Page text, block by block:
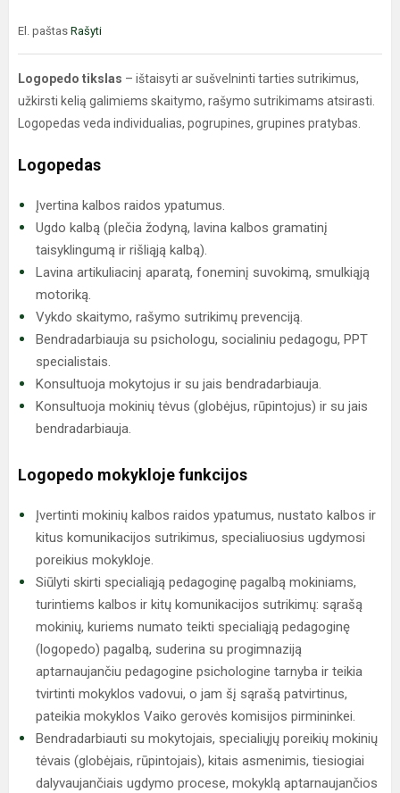
El. paštas Rašyti
Logopedo tikslas – ištaisyti ar sušvelninti tarties sutrikimus,
užkirsti kelią galimiems skaitymo, rašymo sutrikimams atsirasti.
Logopedas veda individualias, pogrupines, grupines pratybas.
Logopedas
Įvertina kalbos raidos ypatumus.
Ugdo kalbą (plečia žodyną, lavina kalbos gramatinį
taisyklingumą ir rišliąją kalbą).
Lavina artikuliacinį aparatą, foneminį suvokimą, smulkiąją
motoriką.
Vykdo skaitymo, rašymo sutrikimų prevenciją.
Bendradarbiauja su psichologu, socialiniu pedagogu, PPT
specialistais.
Konsultuoja mokytojus ir su jais bendradarbiauja.
Konsultuoja mokinių tėvus (globėjus, rūpintojus) ir su jais
bendradarbiauja.
Logopedo mokykloje funkcijos
Įvertinti mokinių kalbos raidos ypatumus, nustato kalbos ir
kitus komunikacijos sutrikimus, specialiuosius ugdymosi
poreikius mokykloje.
Siūlyti skirti specialiąją pedagoginę pagalbą mokiniams,
turintiems kalbos ir kitų komunikacijos sutrikimų: sąrašą
mokinių, kuriems numato teikti specialiąją pedagoginę
(logopedo) pagalbą, suderina su progimnaziją
aptarnaujančiu pedagogine psichologine tarnyba ir teikia
tvirtinti mokyklos vadovui, o jam šį sąrašą patvirtinus,
pateikia mokyklos Vaiko gerovės komisijos pirmininkei.
Bendradarbiauti su mokytojais, specialiųjų poreikių mokinių
tėvais (globėjais, rūpintojais), kitais asmenimis, tiesiogiai
dalyvaujančiais ugdymo procese, mokyklą aptarnaujančios